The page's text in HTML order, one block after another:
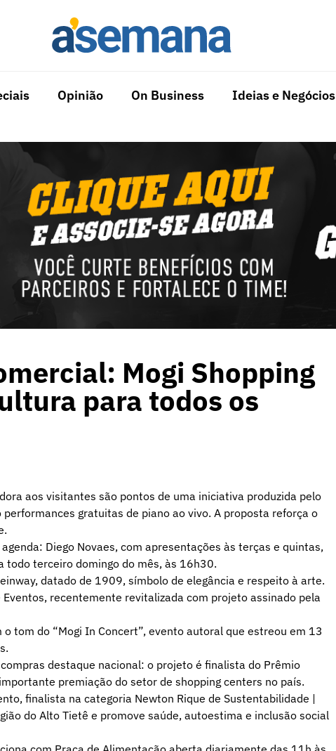
Opinião On Business Ideias e Negócios
Mogi Shopping
para todos os
aos visitantes são pontos de uma iniciativa produzida pelo
gratuitas de piano ao vivo. A proposta reforça o
Diego Novaes, com apresentações às terças e quintas,
todo terceiro domingo do mês, às 16h30.
datado de 1909, símbolo de elegância e respeito à arte.
recentemente revitalizada com projeto assinado pela
tom do “Mogi In Concert”, evento autoral que estreou em 13
destaque nacional: o projeto é finalista do Prêmio
premiação do setor de shopping centers no país.
finalista na categoria Newton Rique de Sustentabilidade |
do Alto Tietê e promove saúde, autoestima e inclusão social